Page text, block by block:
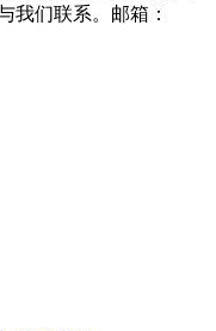
我们联系。邮箱：